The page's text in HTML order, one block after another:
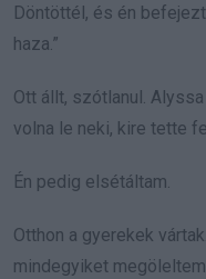
Döntöttél, és én
haza.”
Ott állt, szótlanul.
volna le neki, kire tette
Én pedig elsétáltam.
Otthon a gyerekek
mindegyiket